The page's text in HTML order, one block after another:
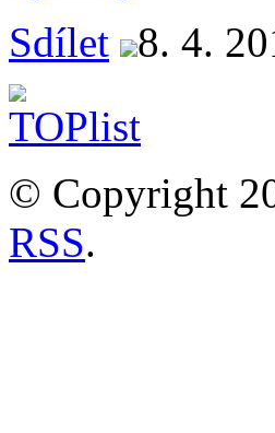
Sdílet
8. 4.
© Copyright
RSS.